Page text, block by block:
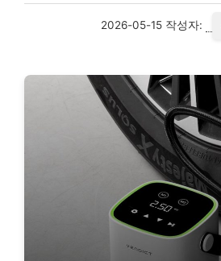
2026-05-15 작성자: